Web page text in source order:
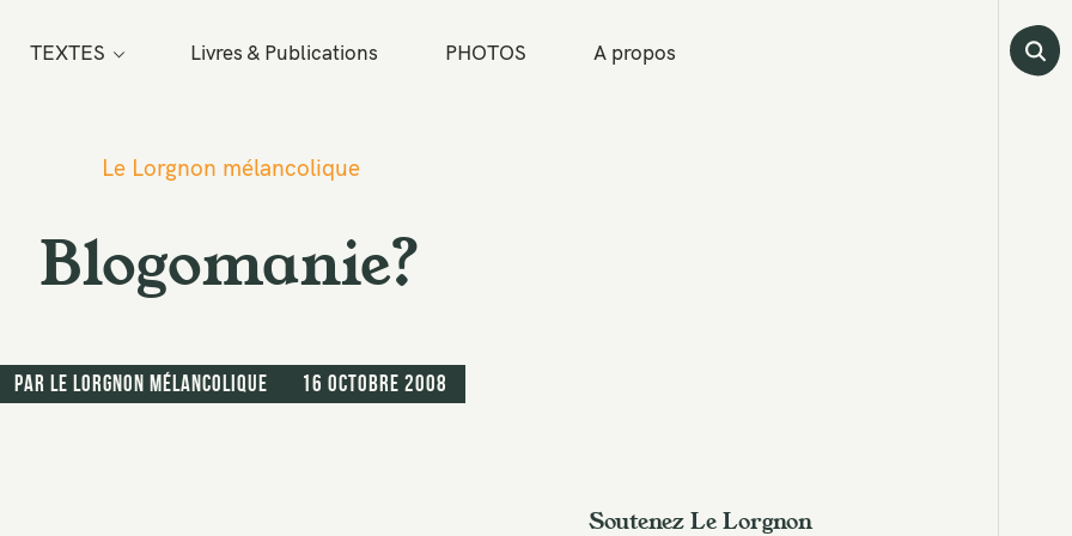
TEXTES Livres & Publications PHOTOS A propos
Le Lorgnon mélancolique
Blogomanie?
par Le Lorgnon mélancolique 16 octobre 2008
Soutenez Le Lorgnon